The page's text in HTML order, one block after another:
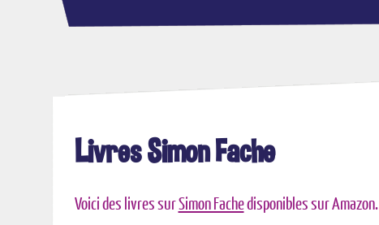
Livres Simon Fache
Voici des livres surSimon Fachedisponibles sur Amazon.